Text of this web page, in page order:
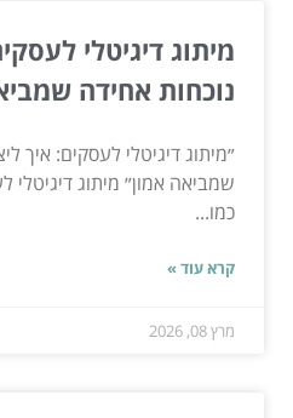
מיתוג דיגיטלי
נוכחות אחידה
״מיתוג דיגיטלי לעסקים: איך
שמביאה אמון״ מיתוג
כמו...
קרא עוד »
מרץ 08, 2026